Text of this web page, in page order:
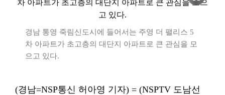
경남 통영 죽림신도시에 들어서는 주영 더 팰리스 5
차 아파트가 초고층의 대단지 아파트로 큰 관심을 모
으고 있다.
(경남=NSP통신 허아영 기자) = (NSPTV 도남선